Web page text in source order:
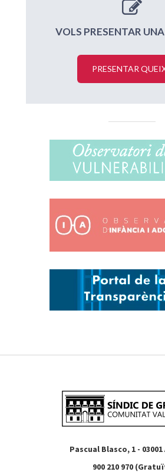
VOLS PRESENTAR
PRESENTAR
Pascual Blasco, 1 -
900 210 970